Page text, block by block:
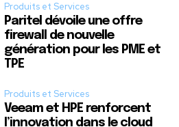
Produits et Services
Paritel dévoile une offre
firewall de nouvelle
génération pour les PME et
TPE
Produits et Services
Veeam et HPE renforcent
l’innovation dans le cloud